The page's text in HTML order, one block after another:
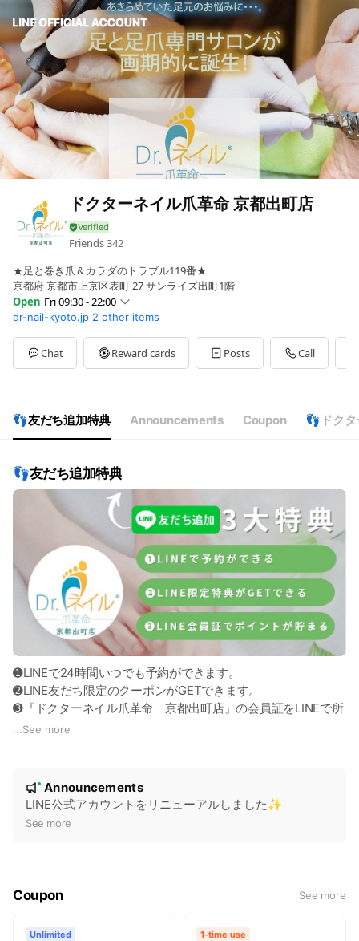
ドクターネイル爪革命 京都出町店
Friends342
★足と巻き爪＆カラダのトラブル119番★
京都府 京都市上京区表町 27 サンライズ出町1階
Open Fri 09:30 - 22:00
Sun09:00 - 21:00
Mon09:30 - 22:00
Tue09:30 - 22:00
Wed09:30 - 22:00
Sat
09:00 - 22:00
不定休
dr-nail-kyoto.jp 2 other items
Chat Reward cards Posts Call
👣友だち追加特典 Announcements Coupon 👣ドクタ
👣友だち追加特典
➊LINEで24時間いつでも予約ができます。
➋LINE友だち限定のクーポンがGETできます。
➌『ドクターネイル爪革命 京都出町店』の会員証をLINEで所
有できます。
...See more
e
New
Announcements
LINE公式アカウントをリニューアルしました✨
See more
Coupon See more
Unlimited 1-time use